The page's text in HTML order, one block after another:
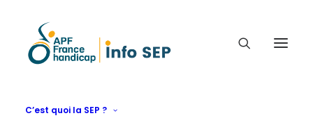
C’est quoi la SEP ?